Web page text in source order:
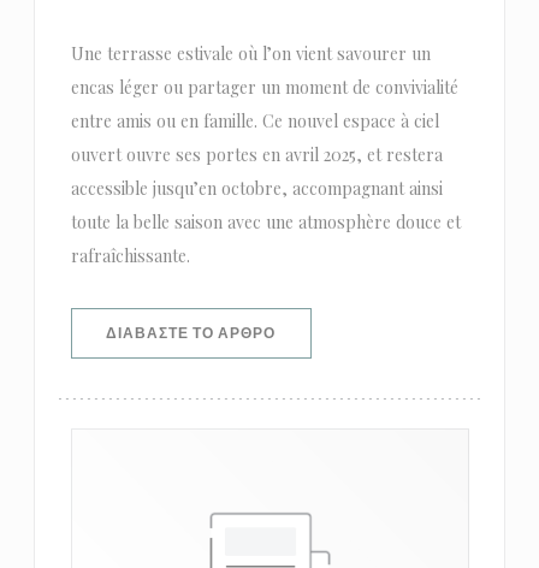
Une terrasse estivale où l’on vient savourer un
encas léger ou partager un moment de convivialité
entre amis ou en famille. Ce nouvel espace à ciel
ouvert ouvre ses portes en avril 2025, et restera
accessible jusqu’en octobre, accompagnant ainsi
toute la belle saison avec une atmosphère douce et
rafraîchissante.
ΔΙΑΒΆΣΤΕ ΤΟ ΆΡΘΡΟ